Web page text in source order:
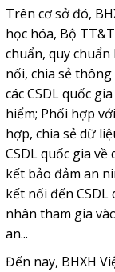
Trên cơ sở đó,
học hóa, Bộ
chuẩn, quy
nối, chia sẻ thông
các CSDL quốc
hiểm; Phối hợp
hợp, chia sẻ dữ
CSDL quốc gia về
kết bảo đảm an
kết nối đến CSDL
nhân tham gia
an...
Đến nay, BHXH